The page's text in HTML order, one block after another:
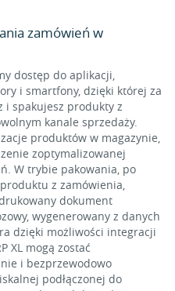
zamówień w
dostęp do aplikacji,
i smartfony, dzięki której za
i spakujesz produkty z
kanale sprzedaży.
produktów w magazynie,
zoptymalizowanej
W trybie pakowania, po
z zamówienia,
dokument
wygenerowany z danych
dzięki możliwości integracji
XL mogą zostać
i bezprzewodowo
podłączonej do